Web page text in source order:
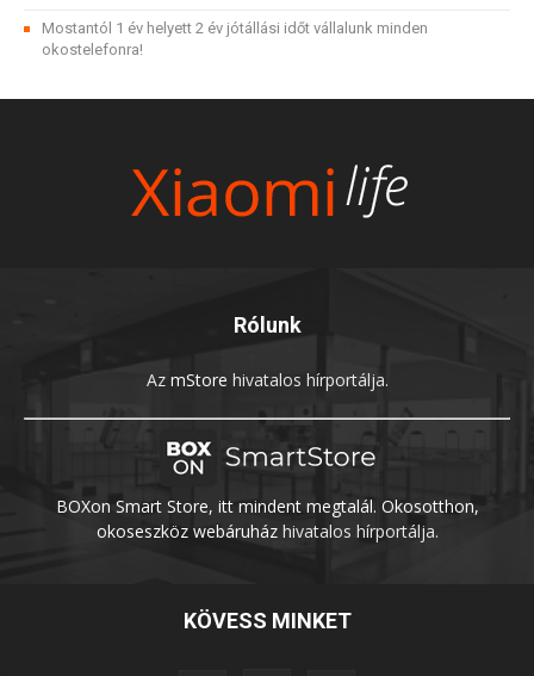
Mostantól 1 év helyett 2 év jótállási időt vállalunk minden
okostelefonra!
Rólunk
Az mStore hivatalos hírportálja.
BOXon Smart Store, itt mindent megtalál. Okosotthon,
okoseszköz webáruházhivatalos hírportálja.
KÖVESS MINKET